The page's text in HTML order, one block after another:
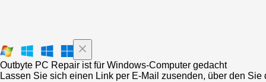
Outbyte PC Repair ist für Windows-Computer gedacht
Lassen Sie sich einen Link per E-Mail zusenden, über den